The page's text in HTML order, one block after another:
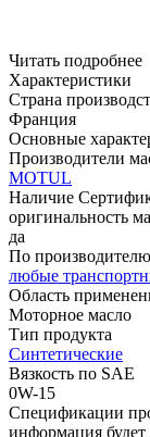
Читать подробнее
Характеристики
Страна
Франция
Основные
Производители
MOTUL
Наличие
оригинальность
да
По
любые
Область
Моторное масло
Тип продукта
Синтетические
Вязкость по SAE
0W-15
Спецификации
информация будет